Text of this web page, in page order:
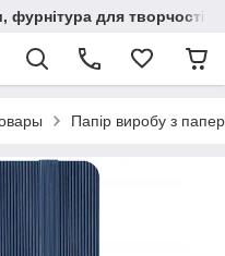
фурнітура для творчості
Папір виробу з